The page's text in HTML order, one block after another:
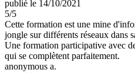
publié le 14/10/2021
5/5
Cette formation est une mine
jongle sur différents réseaux dans
Une formation participative avec
qui se complètent parfaitement.
anonymous a.